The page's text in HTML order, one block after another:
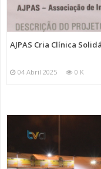
AJPAS Cria Clínica
04 Abril 2025 0 K